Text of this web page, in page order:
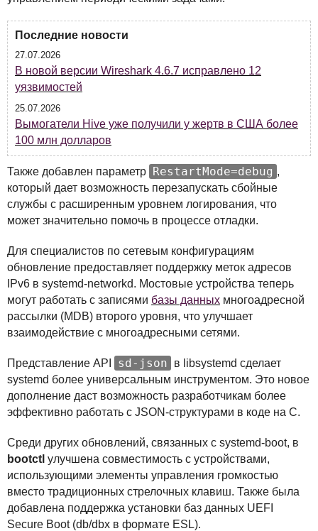
Последние новости
27.07.2026
В новой версии Wireshark 4.6.7 исправлено 12
уязвимостей
25.07.2026
Вымогатели Hive уже получили у жертв в США более
100 млн долларов
Также добавлен параметр RestartMode=debug ,
который дает возможность перезапускать сбойные
службы с расширенным уровнем логирования, что
может значительно помочь в процессе отладки.
Для специалистов по сетевым конфигурациям
обновление предоставляет поддержку меток адресов
IPv6 в systemd-networkd. Мостовые устройства теперь
могут работать с записями базы данных многоадресной
рассылки (MDB) второго уровня, что улучшает
взаимодействие с многоадресными сетями.
Представление API sd-json
в libsystemd сделает
systemd более универсальным инструментом. Это новое
дополнение даст возможность разработчикам более
эффективно работать с JSON-структурами в коде на C.
Среди других обновлений, связанных с systemd-boot, в
bootctl улучшена совместимость с устройствами,
использующими элементы управления громкостью
вместо традиционных стрелочных клавиш. Также была
добавлена поддержка установки баз данных UEFI
Secure Boot (db/dbx в формате ESL).